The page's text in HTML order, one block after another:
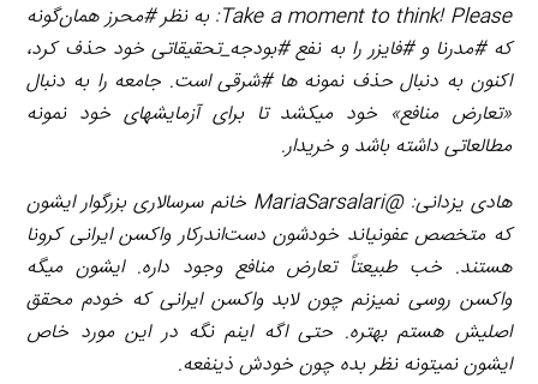
Take a moment to think! Please: به نظر #محرز همان‌گونه
که #مدرنا و #فایزر را به نفع#بودجه_تحقیقاتی خود حذف کرد،
اکنون به دنبال حذف نمونه­ ها #شرقی است. جامعه را به دنبال
«تعارض منافع» خود می­کشد تا برای آزمایش­های خود نمونه
مطالعاتی داشته باشد و خریدار.
هادی یزدانی:@MariaSarsalari
خانم سرسالاری بزرگوار ایشون
که متخصص عفونی­اند خودشون دست‌اندرکار واکسن ایرانی کرونا
هستند. خب طبیعتاً تعارض منافع وجود داره. ایشون میگه
واکسن روسی نمی­زنم چون لابد واکسن ایرانی که خودم محقق
اصلیش هستم بهتره. حتی اگه اینم نگه در این مورد خاص
ایشون نمی­تونه نظر بده چون خودش ذی­نفعه.